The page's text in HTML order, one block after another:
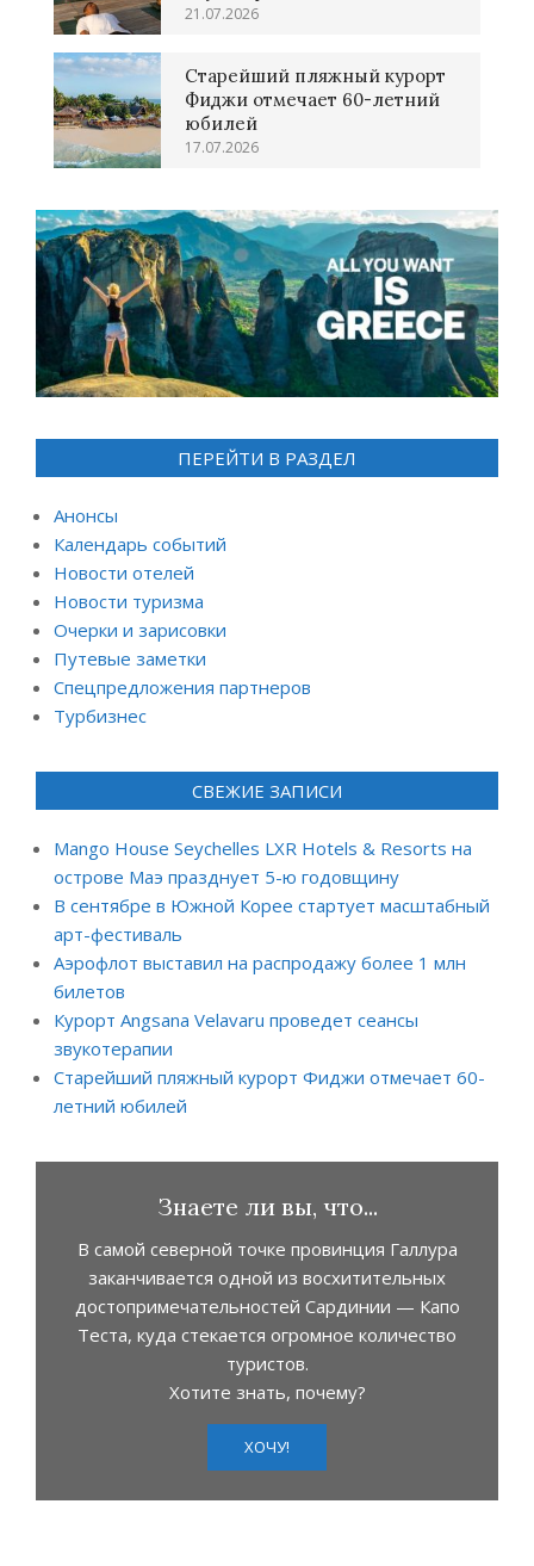
21.07.2026
Старейший пляжный курорт
Фиджи отмечает 60-летний
юбилей
17.07.2026
ПЕРЕЙТИ В РАЗДЕЛ
Анонсы
Календарь событий
Новости отелей
Новости туризма
Очерки и зарисовки
Путевые заметки
Спецпредложения партнеров
Турбизнес
СВЕЖИЕ ЗАПИСИ
Mango House Seychelles LXR Hotels & Resorts на
острове Маэ празднует 5-ю годовщину
В сентябре в Южной Корее стартует масштабный
арт-фестиваль
Аэрофлот выставил на распродажу более 1 млн
билетов
Курорт Angsana Velavaru проведет сеансы
звукотерапии
Старейший пляжный курорт Фиджи отмечает 60-
летний юбилей
Знаете ли вы, что...
В самой северной точке провинция Галлура
заканчивается одной из восхитительных
достопримечательностей Сардинии — Капо
Теста, куда стекается огромное количество
туристов.
Хотите знать, почему?
ХОЧУ!